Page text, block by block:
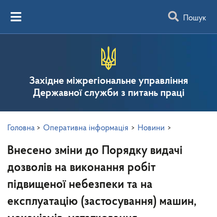
Пошук
Західне міжрегіональне управління
Державної служби з питань праці
Головна > Оперативна інформація > Новини >
Внесено зміни до Порядку видачі
дозволів на виконання робіт
підвищеної небезпеки та на
експлуатацію (застосування) машин,